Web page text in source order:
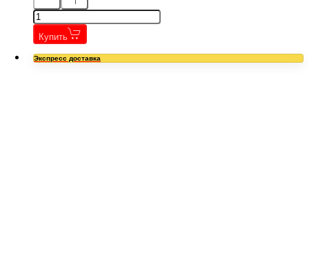
Купить
Экспресс доставка